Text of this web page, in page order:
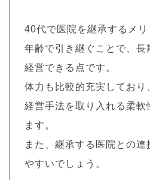
40代で医院を継承するメ
年齢で引き継ぐことで、長
経営できる点です。
体力も比較的充実しており
経営手法を取り入れる柔軟
ます。
また、継承する医院との
やすいでしょう。